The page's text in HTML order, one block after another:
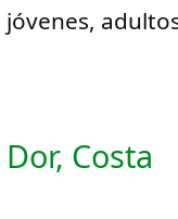
jóvenes,
Costa